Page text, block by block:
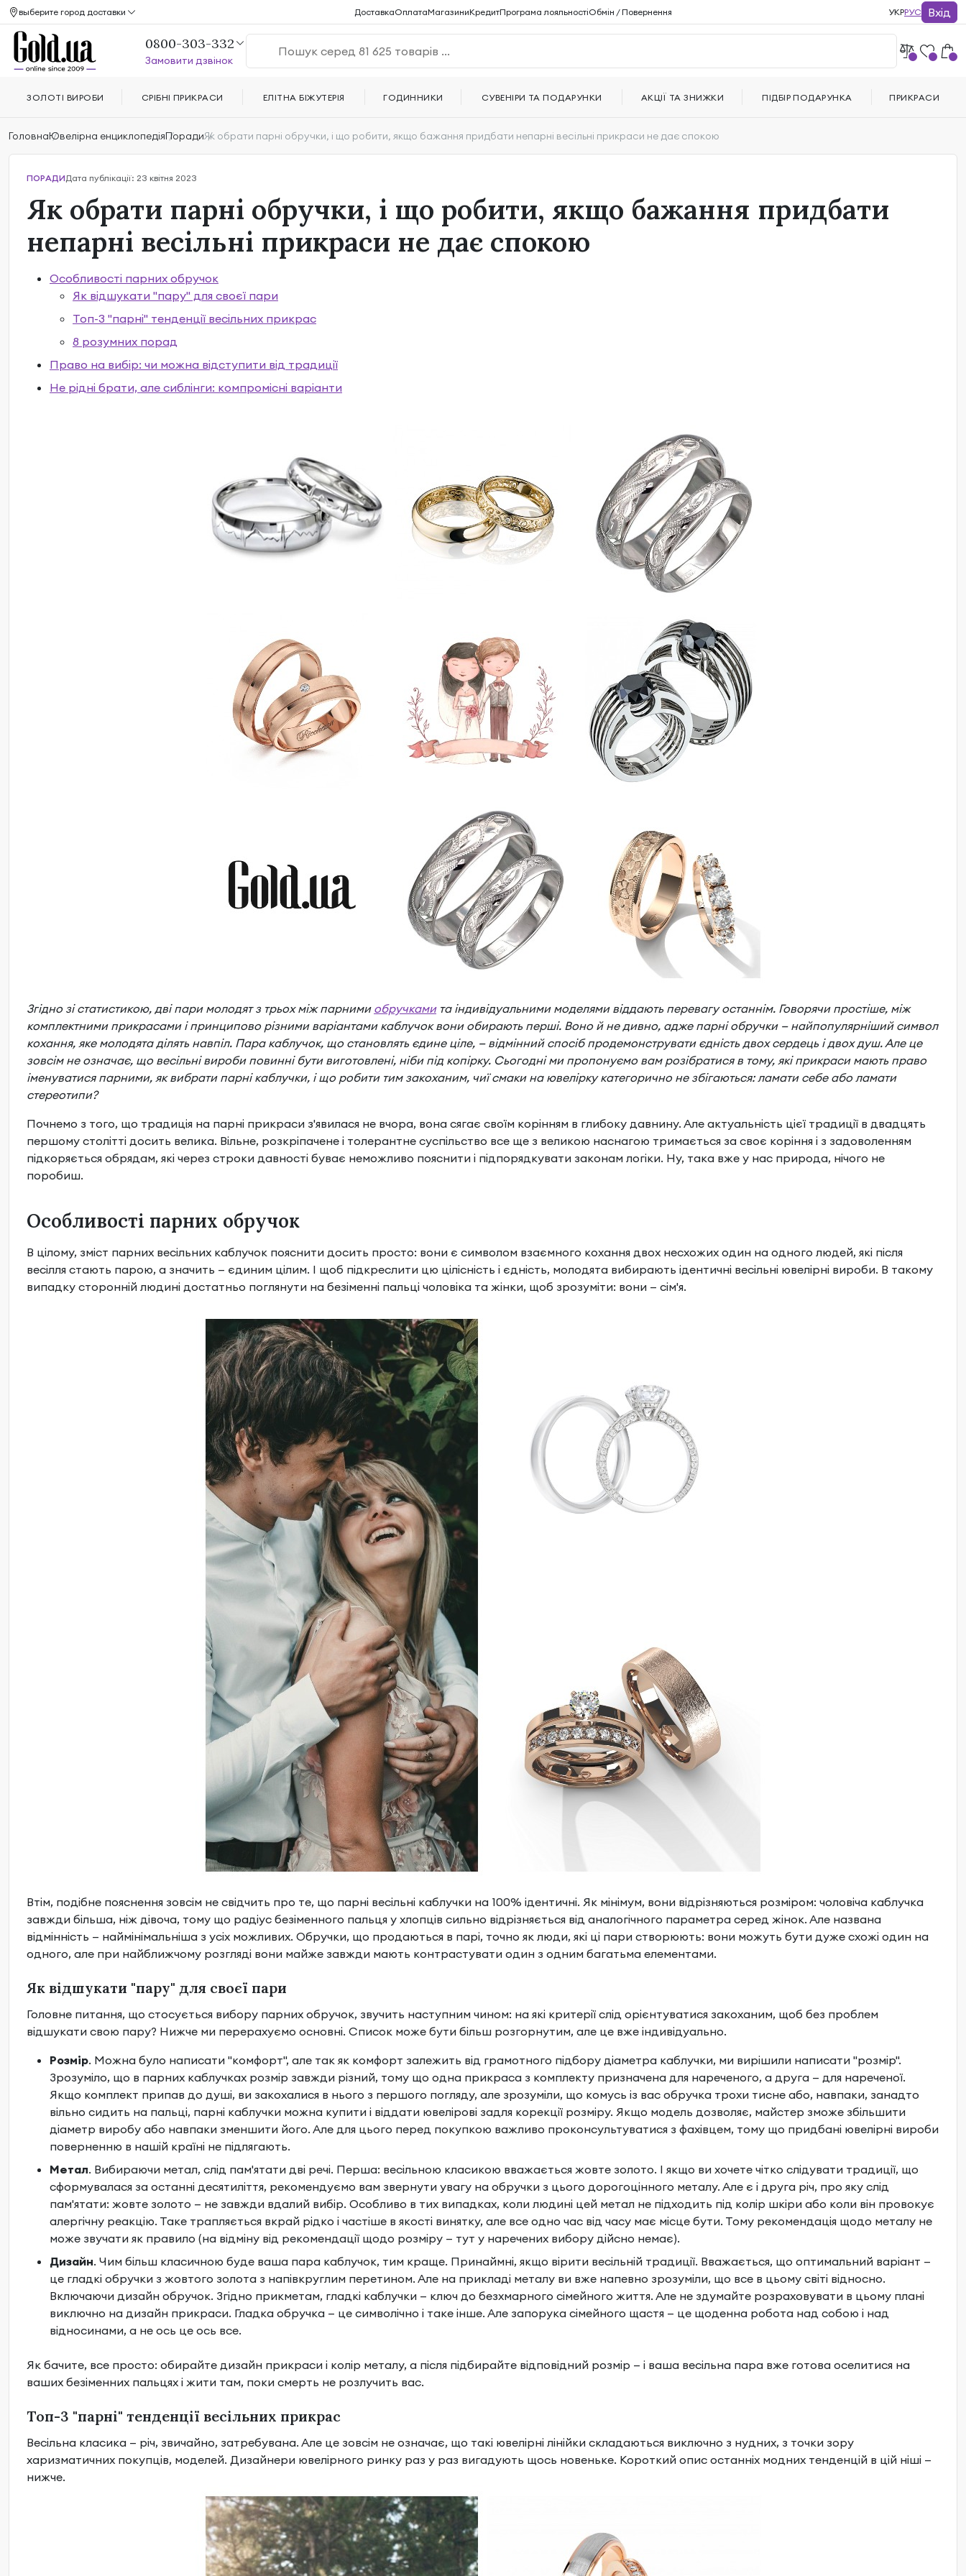
ГоловнаЮвелірна енциклопедіяПорадиЯк обрати парні обручки, і що робити, якщо бажання придбати непарні весільні прикраси не дає спокою
ПОРАДИДата публікації: 23 квітня 2023
Як обрати парні обручки, і що робити, якщо бажання придбати
непарні весільні прикраси не дає спокою
Особливості парних обручок
Як відшукати "пару" для своєї пари
Топ-3 "парні" тенденції весільних прикрас
8 розумних порад
Право на вибір: чи можна відступити від традиції
Не рідні брати, але сиблінги: компромісні варіанти
Згідно зі статистикою, дві пари молодят з трьох між парними обручкамита індивідуальними моделями віддають перевагу останнім. Говорячи простіше, між
комплектними прикрасами і принципово різними варіантами каблучок вони обирають перші. Воно й не дивно, адже парні обручки — найпопулярніший символ
кохання, яке молодята ділять навпіл. Пара каблучок, що становлять єдине ціле, — відмінний спосіб продемонструвати єдність двох сердець і двох душ. Але це
зовсім не означає, що весільні вироби повинні бути виготовлені, ніби під копірку. Сьогодні ми пропонуємо вам розібратися в тому, які прикраси мають право
іменуватися парними, як вибрати парні каблучки, і що робити тим закоханим, чиї смаки на ювелірку категорично не збігаються: ламати себе або ламати
стереотипи?
Почнемо з того, що традиція на парні прикраси з'явилася не вчора, вона сягає своїм корінням в глибоку давнину. Але актуальність цієї традиції в двадцять
першому столітті досить велика. Вільне, розкріпачене і толерантне суспільство все ще з великою наснагою тримається за своє коріння і з задоволенням
підкоряється обрядам, які через строки давності буває неможливо пояснити і підпорядкувати законам логіки. Ну, така вже у нас природа, нічого не
поробиш.
Особливості парних обручок
В цілому, зміст парних весільних каблучок пояснити досить просто: вони є символом взаємного кохання двох несхожих один на одного людей, які після
весілля стають парою, а значить — єдиним цілим. І щоб підкреслити цю цілісність і єдність, молодята вибирають ідентичні весільні ювелірні вироби. В такому
випадку сторонній людині достатньо поглянути на безіменні пальці чоловіка та жінки, щоб зрозуміти: вони — сім'я.
Втім, подібне пояснення зовсім не свідчить про те, що парні весільні каблучки на 100% ідентичні. Як мінімум, вони відрізняються розміром: чоловіча каблучка
завжди більша, ніж дівоча, тому що радіус безіменного пальця у хлопців сильно відрізняється від аналогічного параметра серед жінок. Але названа
відмінність — наймінімальніша з усіх можливих. Обручки, що продаються в парі, точно як люди, які ці пари створюють: вони можуть бути дуже схожі один на
одного, але при найближчому розгляді вони майже завжди мають контрастувати один з одним багатьма елементами.
Як відшукати "пару" для своєї пари
Головне питання, що стосується вибору парних обручок, звучить наступним чином: на які критерії слід орієнтуватися закоханим, щоб без проблем
відшукати свою пару? Нижче ми перерахуємо основні. Список може бути більш розгорнутим, але це вже індивідуально.
Розмір. Можна було написати "комфорт", але так як комфорт залежить від грамотного підбору діаметра каблучки, ми вирішили написати "розмір".
Зрозуміло, що в парних каблучках розмір завжди різний, тому що одна прикраса з комплекту призначена для нареченого, а друга — для нареченої.
Якщо комплект припав до душі, ви закохалися в нього з першого погляду, але зрозуміли, що комусь із вас обручка трохи тисне або, навпаки, занадто
вільно сидить на пальці, парні каблучки можна купити і віддати ювелірові задля корекції розміру. Якщо модель дозволяє, майстер зможе збільшити
діаметр виробу або навпаки зменшити його. Але для цього перед покупкою важливо проконсультуватися з фахівцем, тому що придбані ювелірні вироби
поверненню в нашій країні не підлягають.
Метал. Вибираючи метал, слід пам'ятати дві речі. Перша: весільною класикою вважається жовте золото. І якщо ви хочете чітко слідувати традиції, що
сформувалася за останні десятиліття, рекомендуємо вам звернути увагу на обручки з цього дорогоцінного металу. Але є і друга річ, про яку слід
пам'ятати: жовте золото — не завжди вдалий вибір. Особливо в тих випадках, коли людині цей метал не підходить під колір шкіри або коли він провокує
алергічну реакцію. Таке трапляється вкрай рідко і частіше в якості винятку, але все одно час від часу має місце бути. Тому рекомендація щодо металу не
може звучати як правило (на відміну від рекомендації щодо розміру — тут у наречених вибору дійсно немає).
Дизайн. Чим більш класичною буде ваша пара каблучок, тим краще. Принаймні, якщо вірити весільній традиції. Вважається, що оптимальний варіант —
це гладкі обручки з жовтого золота з напівкруглим перетином. Але на прикладі металу ви вже напевно зрозуміли, що все в цьому світі відносно.
Включаючи дизайн обручок. Згідно прикметам, гладкі каблучки — ключ до безхмарного сімейного життя. Але не здумайте розраховувати в цьому плані
виключно на дизайн прикраси. Гладка обручка — це символічно і таке інше. Але запорука сімейного щастя — це щоденна робота над собою і над
відносинами, а не ось це ось все.
Як бачите, все просто: обирайте дизайн прикраси і колір металу, а після підбирайте відповідний розмір — і ваша весільна пара вже готова оселитися на
ваших безіменних пальцях і жити там, поки смерть не розлучить вас.
Топ-3 "парні" тенденції весільних прикрас
Весільна класика — річ, звичайно, затребувана. Але це зовсім не означає, що такі ювелірні лінійки складаються виключно з нудних, з точки зору
харизматичних покупців, моделей. Дизайнери ювелірного ринку раз у раз вигадують щось новеньке. Короткий опис останніх модних тенденцій в цій ніші —
нижче.
выберите город доставки ДоставкаОплатаМагазиниКредитПрограма лояльностіОбмін / Повернення УКРРУС Вхід
0800-303-332
Замовити дзвінок
ЗОЛОТІ ВИРОБИ СРІБНІ ПРИКРАСИ ЕЛІТНА БІЖУТЕРІЯ ГОДИННИКИ СУВЕНІРИ ТА ПОДАРУНКИ АКЦІЇ ТА ЗНИЖКИ ПІДБІР ПОДАРУНКА ПРИКРАСИ